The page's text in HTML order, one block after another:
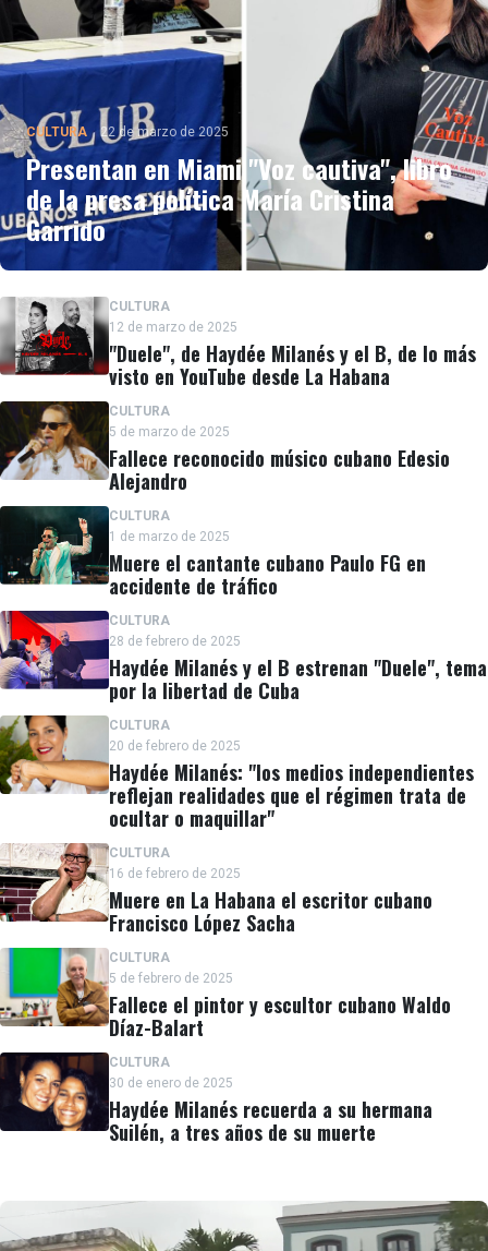
CULTURA 22 de marzo de 2025
Presentan en Miami "Voz cautiva", libro
de la presa política María Cristina
Garrido
CULTURA
12 de marzo de 2025
"Duele", de Haydée Milanés y el B, de lo más
visto en YouTube desde La Habana
CULTURA
5 de marzo de 2025
Fallece reconocido músico cubano Edesio
Alejandro
CULTURA
1 de marzo de 2025
Muere el cantante cubano Paulo FG en
accidente de tráfico
CULTURA
28 de febrero de 2025
Haydée Milanés y el B estrenan "Duele", tema
por la libertad de Cuba
CULTURA
20 de febrero de 2025
Haydée Milanés: "los medios independientes
reflejan realidades que el régimen trata de
ocultar o maquillar"
CULTURA
16 de febrero de 2025
Muere en La Habana el escritor cubano
Francisco López Sacha
CULTURA
5 de febrero de 2025
Fallece el pintor y escultor cubano Waldo
Díaz-Balart
CULTURA
30 de enero de 2025
Haydée Milanés recuerda a su hermana
Suilén, a tres años de su muerte